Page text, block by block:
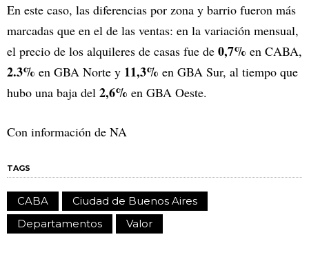
En este caso, las diferencias por zona y barrio fueron más
marcadas que en el de las ventas: en la variación mensual,
el precio de los alquileres de casas fue de 0,7% en CABA,
2.3% en GBA Norte y 11,3% en GBA Sur, al tiempo que
hubo una baja del 2,6% en GBA Oeste.
Con información de NA
TAGS
CABA
Ciudad de Buenos Aires
Departamentos
Valor